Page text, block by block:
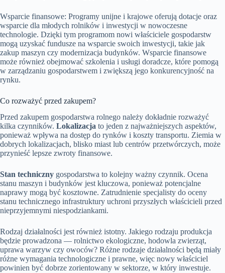
Wsparcie finansowe: Programy unijne i krajowe oferują dotacje oraz
wsparcie dla młodych rolników i inwestycji w nowoczesne
technologie. Dzięki tym programom nowi właściciele gospodarstw
mogą uzyskać fundusze na wsparcie swoich inwestycji, takie jak
zakup maszyn czy modernizacja budynków. Wsparcie finansowe
może również obejmować szkolenia i usługi doradcze, które pomogą
w zarządzaniu gospodarstwem i zwiększą jego konkurencyjność na
rynku.
Co rozważyć przed zakupem?
Przed zakupem gospodarstwa rolnego należy dokładnie rozważyć
kilka czynników. Lokalizacja to jeden z najważniejszych aspektów,
ponieważ wpływa na dostęp do rynków i koszty transportu. Ziemia w
dobrych lokalizacjach, blisko miast lub centrów przetwórczych, może
przynieść lepsze zwroty finansowe.
Stan techniczny gospodarstwa to kolejny ważny czynnik. Ocena
stanu maszyn i budynków jest kluczowa, ponieważ potencjalne
naprawy mogą być kosztowne. Zatrudnienie specjalisty do oceny
stanu technicznego infrastruktury uchroni przyszłych właścicieli przed
nieprzyjemnymi niespodziankami.
Rodzaj działalności jest również istotny. Jakiego rodzaju produkcja
będzie prowadzona — rolnictwo ekologiczne, hodowla zwierząt,
uprawa warzyw czy owoców? Różne rodzaje działalności będą miały
różne wymagania technologiczne i prawne, więc nowy właściciel
powinien być dobrze zorientowany w sektorze, w który inwestuje.